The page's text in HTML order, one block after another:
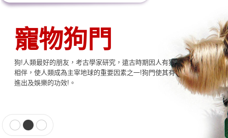
寵物狗門
狗!人類最好的朋友，考古學家研究，遠古時期因人有狗
相伴，使人類成為主宰地球的重要因素之一!狗門使其有
進出及娛樂的功效!。
寵物用品系列
本公司提供寵物專用相關產品，貓門、狗門、餵食器、
飲水器、寵物專用電子產品…等至尊的品質，大眾的價
格適合各種寵物使用。